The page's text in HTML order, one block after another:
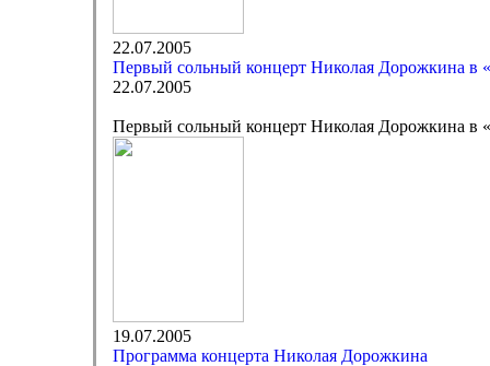
22.07.2005
Первый сольный концерт Николая Дорожкина в
22.07.2005
Первый сольный концерт Николая Дорожкина в
19.07.2005
Программа концерта Николая Дорожкина